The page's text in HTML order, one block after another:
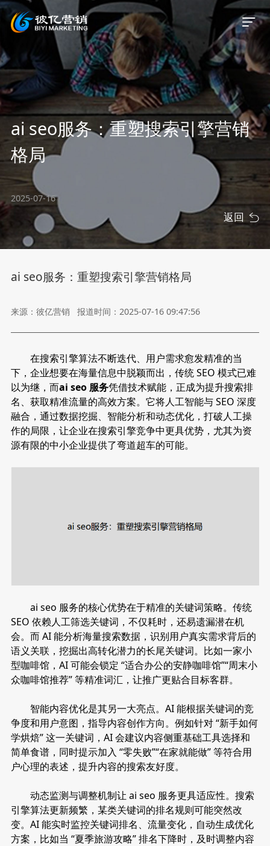
首页
关于我们
服务案例
新闻资讯
ai seo服务：重塑搜索引擎营销
格局
2025-07-16
返回
ai seo服务：重塑搜索引擎营销格局
来源：彼亿营销 报道时间：2025-07-16 09:47:56
在搜索引擎算法不断迭代、用户需求愈发精准的当
下，企业想要在海量信息中脱颖而出，传统 SEO 模式已难
以为继，而ai seo 服务凭借技术赋能，正成为提升搜索排
名、获取精准流量的高效方案。它将人工智能与 SEO 深度
融合，通过数据挖掘、智能分析和动态优化，打破人工操
作的局限，让企业在搜索引擎竞争中更具优势，尤其为资
源有限的中小企业提供了弯道超车的可能。
ai seo 服务的核心优势在于精准的关键词策略。传统
SEO 依赖人工筛选关键词，不仅耗时，还易遗漏潜在机
会。而 AI 能分析海量搜索数据，识别用户真实需求背后的
语义关联，挖掘出高转化潜力的长尾关键词。比如一家小
型咖啡馆，AI 可能会锁定 “适合办公的安静咖啡馆”“周末小
众咖啡馆推荐” 等精准词汇，让推广更贴合目标客群。
智能内容优化是其另一大亮点。AI 能根据关键词的竞
争度和用户意图，指导内容创作方向。例如针对 “新手如何
学烘焙” 这一关键词，AI 会建议内容侧重基础工具选择和
简单食谱，同时提示加入 “零失败”“在家就能做” 等符合用
户心理的表述，提升内容的搜索友好度。
动态监测与调整机制让 ai seo 服务更具适应性。搜索
引擎算法更新频繁，某类关键词的排名规则可能突然改
变。AI 能实时监控关键词排名、流量变化，自动生成优化
方案，比如当 “夏季旅游攻略” 排名下降时，及时调整内容